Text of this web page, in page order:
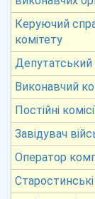
Керуючий
комітету
Депутатський
Виконавчий
Постійні
Завідувач
Оператор